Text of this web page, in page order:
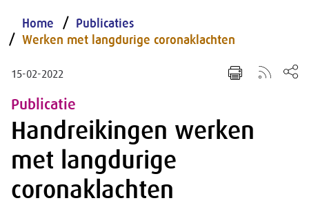
Home
Publicaties
Werken met langdurige coronaklachten
15-02-2022
Publicatie
Handreikingen werken
met langdurige
coronaklachten